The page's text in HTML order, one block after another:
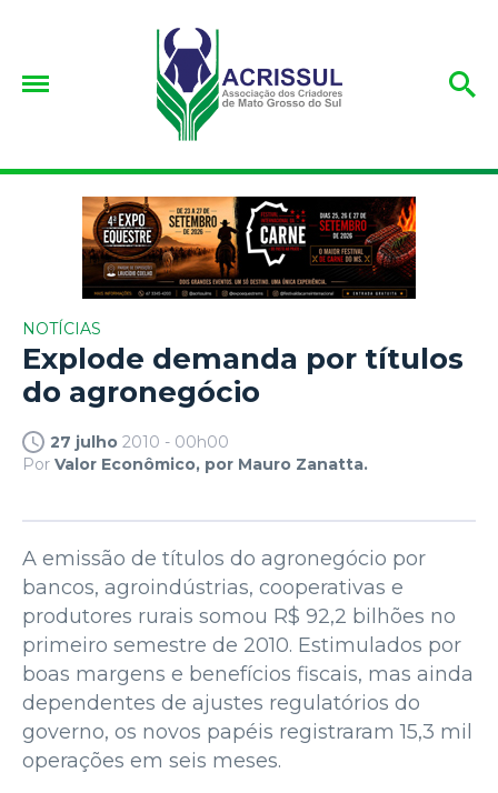
NOTÍCIAS
Explode demanda por títulos
do agronegócio
27 julho 2010 - 00h00
Por Valor Econômico, por Mauro Zanatta.
A emissão de títulos do agronegócio por
bancos, agroindústrias, cooperativas e
produtores rurais somou R$ 92,2 bilhões no
primeiro semestre de 2010. Estimulados por
boas margens e benefícios fiscais, mas ainda
dependentes de ajustes regulatórios do
governo, os novos papéis registraram 15,3 mil
operações em seis meses.